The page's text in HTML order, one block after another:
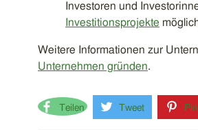
Investoren und
Investitionsprojekte
Weitere Informationen zur
Unternehmen gründen.
Teilen Tweet Pin